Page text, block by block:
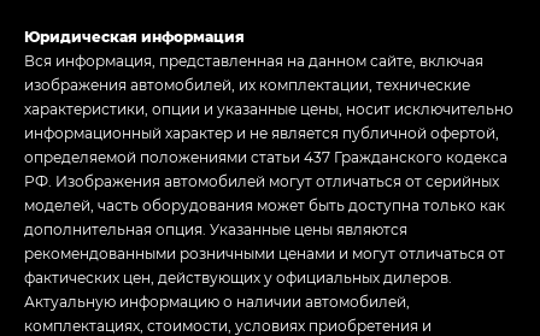
Юридическая информация
Вся информация, представленная на данном сайте, включая
изображения автомобилей, их комплектации, технические
характеристики, опции и указанные цены, носит исключительно
информационный характер и не является публичной офертой,
определяемой положениями статьи 437 Гражданского кодекса
РФ. Изображения автомобилей могут отличаться от серийных
моделей, часть оборудования может быть доступна только как
дополнительная опция. Указанные цены являются
рекомендованными розничными ценами и могут отличаться от
фактических цен, действующих у официальных дилеров.
Актуальную информацию о наличии автомобилей,
комплектациях, стоимости, условиях приобретения и